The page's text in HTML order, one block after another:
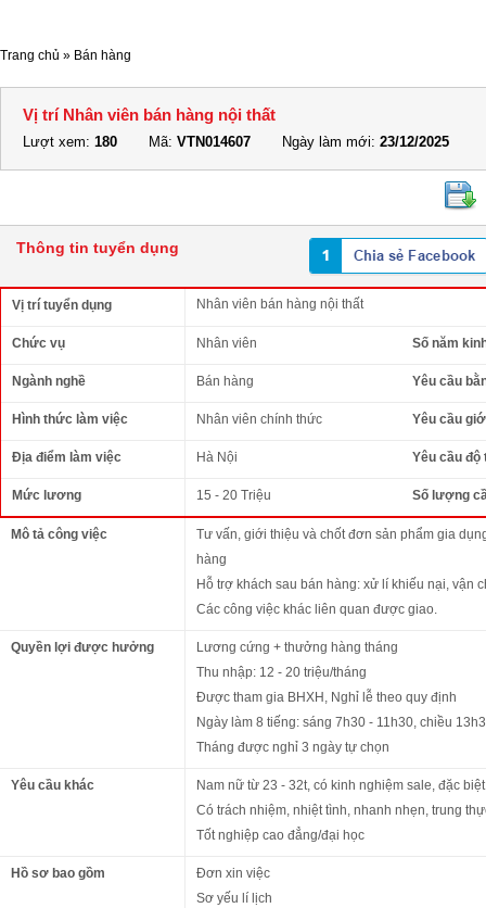
Trang chủ » Bán hàng
Vị trí Nhân viên bán hàng nội thất
Lượt xem: 180 Mã: VTN014607 Ngày làm mới: 23/12/2025
Thông tin tuyển dụng
Vị trí tuyển dụng Nhân viên bán hàng nội thất
Chức vụ Nhân viên Số năm
Ngành nghề Bán hàng Yêu cầu
Hình thức làm việc Nhân viên chính thức Yêu cầu
Địa điểm làm việc Hà Nội Yêu cầu độ
Mức lương 15 - 20 Triệu Số lượng
Mô tả công việc
Tư vấn, giới thiệu và chốt đơn sản phẩm gia
hàng
Hỗ trợ khách sau bán hàng: xử lí khiếu nại, vận
Các công việc khác liên quan được giao.
Quyền lợi được hưởng
Lương cứng + thưởng hàng tháng
Thu nhập: 12 - 20 triệu/tháng
Được tham gia BHXH, Nghỉ lễ theo quy định
Ngày làm 8 tiếng: sáng 7h30 - 11h30, chiều
Tháng được nghỉ 3 ngày tự chọn
Yêu cầu khác
Nam nữ từ 23 - 32t, có kinh nghiệm sale, đặc
Có trách nhiệm, nhiệt tình, nhanh nhẹn, trung
Tốt nghiệp cao đẳng/đại học
Hồ sơ bao gồm
Đơn xin việc
Sơ yếu lí lịch